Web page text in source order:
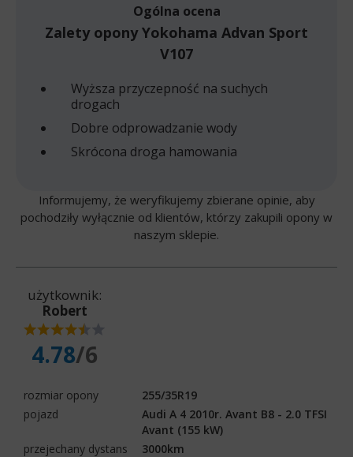
Ogólna ocena
Zalety opony Yokohama Advan Sport
V107
Wyższa przyczepność na suchych
drogach
Dobre odprowadzanie wody
Skrócona droga hamowania
Informujemy, że weryfikujemy zbierane opinie, aby
pochodziły wyłącznie od klientów, którzy zakupili opony w
naszym sklepie.
użytkownik:
Robert
4.78/6
rozmiar opony
255/35R19
pojazd
Audi A 4 2010r. Avant B8 - 2.0 TFSI
Avant (155 kW)
przejechany dystans
3000km